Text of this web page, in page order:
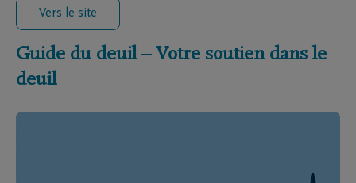
Vers le site
Guide du deuil – Votre soutien dans le
deuil